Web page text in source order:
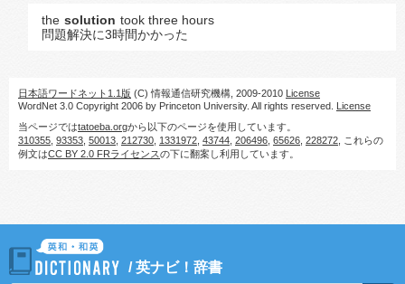
the solution took three hours
問題解決に3時間かかった
日本語ワードネット1.1版 (C) 情報通信研究機構, 2009-2010 License
WordNet 3.0 Copyright 2006 by Princeton University. All rights reserved. License
当ページではtatoeba.orgから以下のページを使用しています。
310355 93353 50013 212730 1331972 43744 206496 65626 228272 , これらの
例文はCC BY 2.0 FRライセンスの下に翻案し利用しています。
/英ナビ！辞書